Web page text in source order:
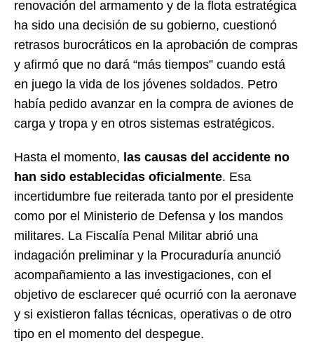
renovación del armamento y de la flota estratégica
ha sido una decisión de su gobierno, cuestionó
retrasos burocráticos en la aprobación de compras
y afirmó que no dará “más tiempos” cuando está
en juego la vida de los jóvenes soldados. Petro
había pedido avanzar en la compra de aviones de
carga y tropa y en otros sistemas estratégicos.
Hasta el momento, las causas del accidente no
han sido establecidas oficialmente. Esa
incertidumbre fue reiterada tanto por el presidente
como por el Ministerio de Defensa y los mandos
militares. La Fiscalía Penal Militar abrió una
indagación preliminar y la Procuraduría anunció
acompañamiento a las investigaciones, con el
objetivo de esclarecer qué ocurrió con la aeronave
y si existieron fallas técnicas, operativas o de otro
tipo en el momento del despegue.